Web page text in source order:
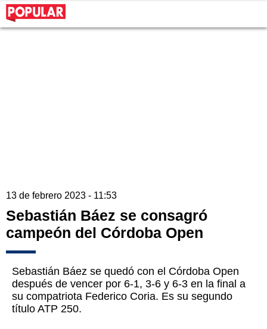
13 de febrero 2023 - 11:53
Sebastián Báez se consagró
campeón del Córdoba Open
Sebastián Báez se quedó con el Córdoba Open
después de vencer por 6-1, 3-6 y 6-3 en la final a
su compatriota Federico Coria. Es su segundo
título ATP 250.